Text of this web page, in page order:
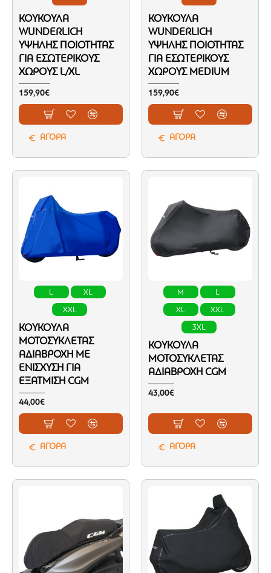
ΚΟΥΚΟΎΛΑ
WUNDERLICH
ΥΨΗΛΉΣ ΠΟΙΌΤΗΤΑΣ
ΓΙΑ ΕΣΩΤΕΡΙΚΟΎΣ
ΧΏΡΟΥΣ L/XL
159,90€
ΑΓΟΡΑ
ΚΟΥΚΟΎΛΑ
WUNDERLICH
ΥΨΗΛΉΣ ΠΟΙΌΤΗΤΑΣ
ΓΙΑ ΕΣΩΤΕΡΙΚΟΎΣ
ΧΏΡΟΥΣ MEDIUM
159,90€
ΑΓΟΡΑ
L XL
XXL
ΚΟΥΚΟΎΛΑ
ΜΟΤΟΣΥΚΛΈΤΑΣ
ΑΔΙΆΒΡΟΧΗ ΜΕ
ΕΝΊΣΧΥΣΗ ΓΙΑ
ΕΞΆΤΜΙΣΗ CGM
44,00€
ΑΓΟΡΑ
M L
XL XXL
3XL
ΚΟΥΚΟΎΛΑ
ΜΟΤΟΣΥΚΛΈΤΑΣ
ΑΔΙΆΒΡΟΧΗ CGM
43,00€
ΑΓΟΡΑ